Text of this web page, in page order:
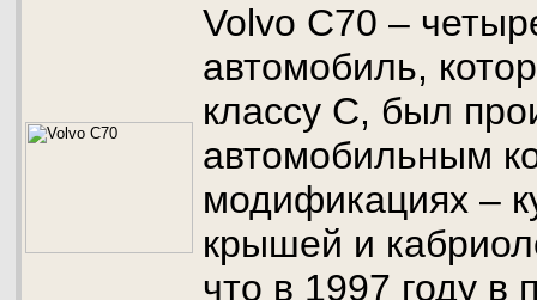
Volvo C70 –
автомобиль,
классу С, был
автомобильным
модификациях –
крышей и
что в 1997 году в